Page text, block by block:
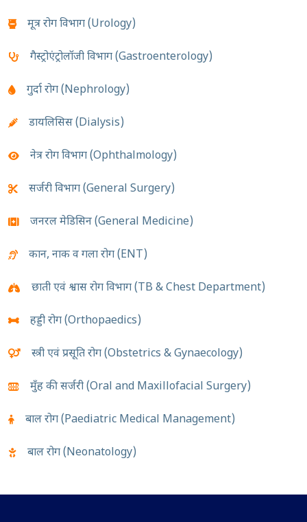
मूत्र रोग विभाग (Urology)
गैस्ट्रोएंट्रोलॉजी विभाग (Gastroenterology)
गुर्दा रोग (Nephrology)
डायलिसिस (Dialysis)
नेत्र रोग विभाग (Ophthalmology)
सर्जरी विभाग (General Surgery)
जनरल मेडिसिन (General Medicine)
कान, नाक व गला रोग (ENT)
छाती एवं श्वास रोग विभाग (TB & Chest Department)
हड्डी रोग (Orthopaedics)
स्त्री एवं प्रसूति रोग (Obstetrics & Gynaecology)
मुँह की सर्जरी (Oral and Maxillofacial Surgery)
बाल रोग (Paediatric Medical Management)
बाल रोग (Neonatology)